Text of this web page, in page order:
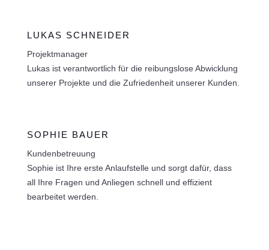
LUKAS SCHNEIDER
Projektmanager
Lukas ist verantwortlich für die reibungslose Abwicklung
unserer Projekte und die Zufriedenheit unserer Kunden.
SOPHIE BAUER
Kundenbetreuung
Sophie ist Ihre erste Anlaufstelle und sorgt dafür, dass
all Ihre Fragen und Anliegen schnell und effizient
bearbeitet werden.